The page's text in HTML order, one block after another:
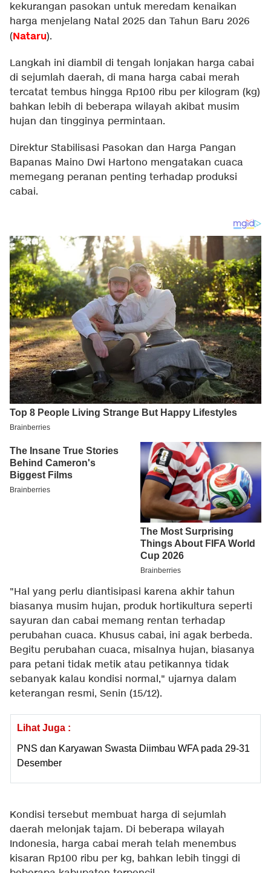
kekurangan pasokan untuk meredam kenaikan
harga menjelang Natal 2025 dan Tahun Baru 2026
(Nataru).
Langkah ini diambil di tengah lonjakan harga cabai
di sejumlah daerah, di mana harga cabai merah
tercatat tembus hingga Rp100 ribu per kilogram (kg)
bahkan lebih di beberapa wilayah akibat musim
hujan dan tingginya permintaan.
Direktur Stabilisasi Pasokan dan Harga Pangan
Bapanas Maino Dwi Hartono mengatakan cuaca
memegang peranan penting terhadap produksi
cabai.
"Hal yang perlu diantisipasi karena akhir tahun
biasanya musim hujan, produk hortikultura seperti
sayuran dan cabai memang rentan terhadap
perubahan cuaca. Khusus cabai, ini agak berbeda.
Begitu perubahan cuaca, misalnya hujan, biasanya
para petani tidak metik atau petikannya tidak
sebanyak kalau kondisi normal," ujarnya dalam
keterangan resmi, Senin (15/12).
Lihat Juga :
PNS dan Karyawan Swasta Diimbau WFA pada 29-31
Desember
Kondisi tersebut membuat harga di sejumlah
daerah melonjak tajam. Di beberapa wilayah
Indonesia, harga cabai merah telah menembus
kisaran Rp100 ribu per kg, bahkan lebih tinggi di